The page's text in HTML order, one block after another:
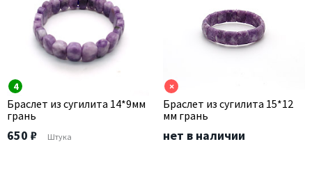
4
Браслет из сугилита 14*9мм
грань
650 ₽ Штука
×
Браслет из сугилита 15*12
мм грань
нет в наличии